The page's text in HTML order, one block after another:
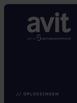
// OPLOSSINGEN